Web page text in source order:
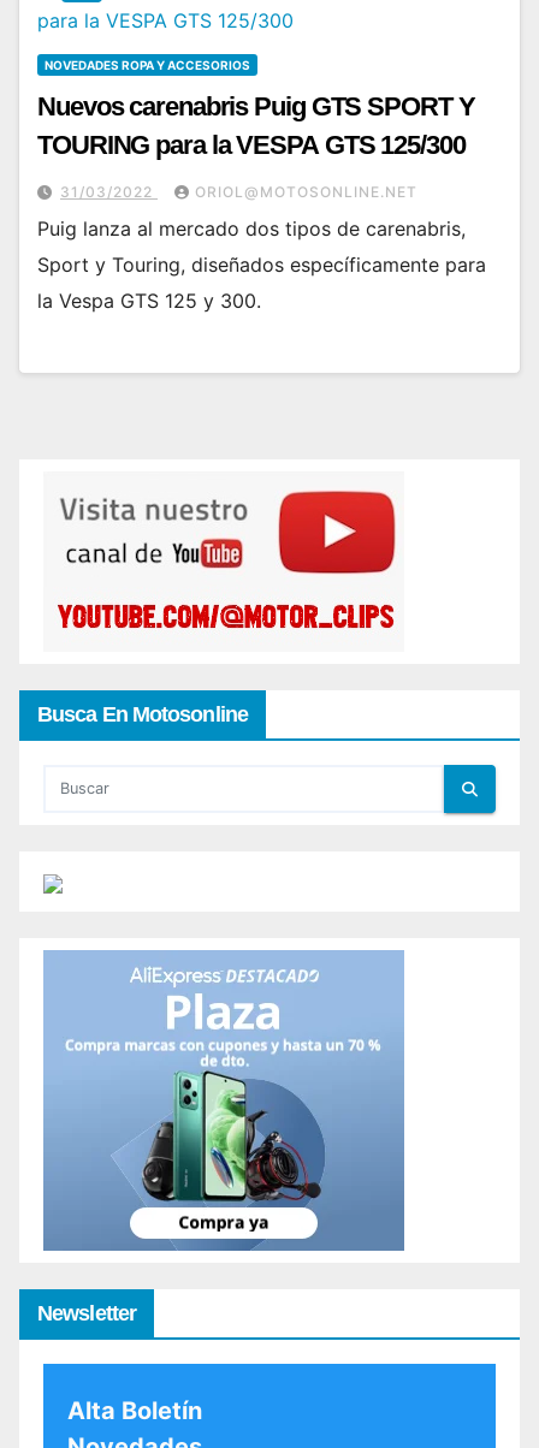
NOVEDADES ROPA Y ACCESORIOS
Nuevos carenabris Puig GTS SPORT Y
TOURING para la VESPA GTS 125/300
31/03/2022 ORIOL@MOTOSONLINE.NET
Puig lanza al mercado dos tipos de carenabris,
Sport y Touring, diseñados específicamente para
la Vespa GTS 125 y 300.
Busca En Motosonline
Newsletter
Alta Boletín